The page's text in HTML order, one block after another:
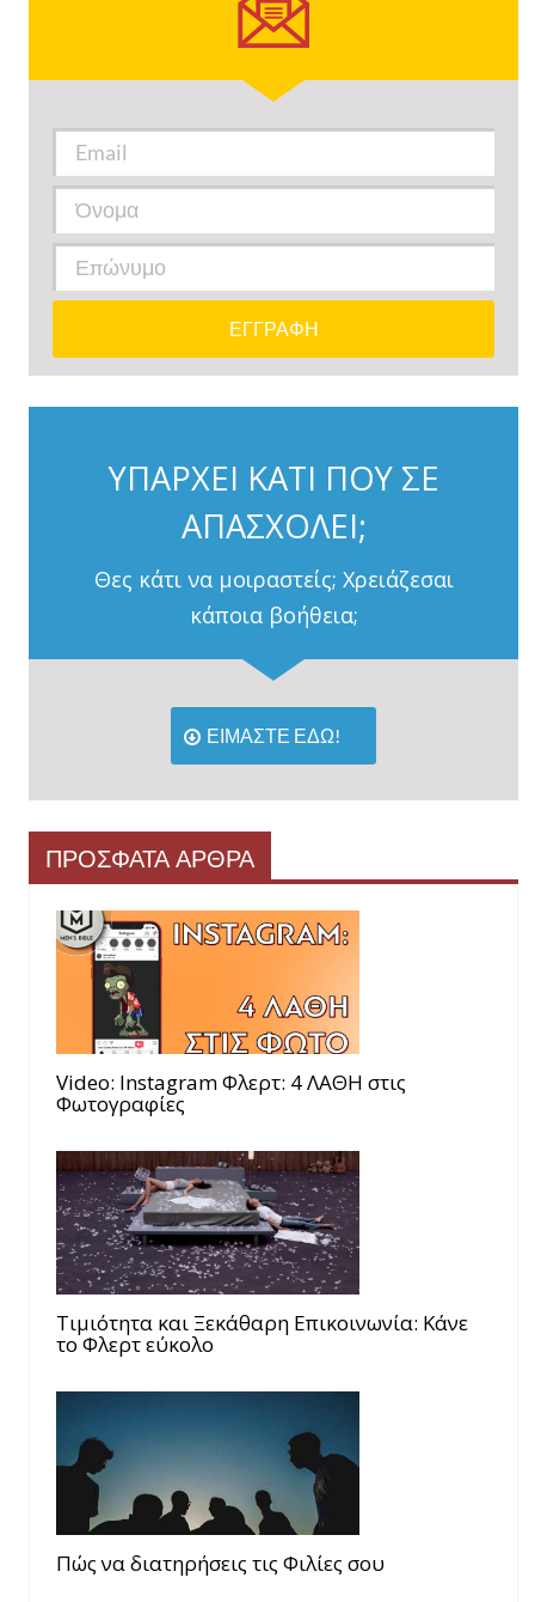
ΥΠΑΡΧΕΙ ΚΑΤΙ ΠΟΥ ΣΕ
ΑΠΑΣΧΟΛΕΙ;
Θες κάτι να μοιραστείς; Χρειάζεσαι
κάποια βοήθεια;
ΕΙΜΑΣΤΕ ΕΔΩ!
ΠΡΟΣΦΑΤΑ ΑΡΘΡΑ
Video: Instagram Φλερτ: 4 ΛΑΘΗ στις
Φωτογραφίες
Τιμιότητα και Ξεκάθαρη Επικοινωνία: Κάνε
το Φλερτ εύκολο
Πώς να διατηρήσεις τις Φιλίες σου